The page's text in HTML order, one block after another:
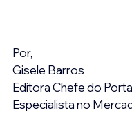
Por,
Gisele Barros
Editora Chefe do
Especialista no